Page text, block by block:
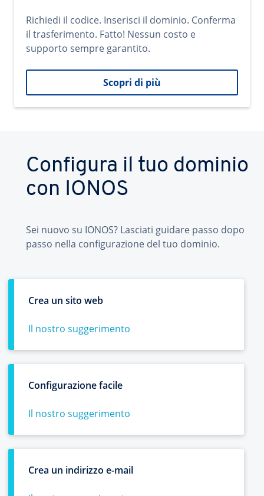
Richiedi il codice. Inserisci il dominio. Conferma
il trasferimento. Fatto! Nessun costo e
supporto sempre garantito.
Scopri di più
Configura il tuo dominio
con IONOS
Sei nuovo su IONOS? Lasciati guidare passo dopo
passo nella configurazione del tuo dominio.
Crea un sito web
Il nostro suggerimento
Configurazione facile
Il nostro suggerimento
Crea un indirizzo e-mail